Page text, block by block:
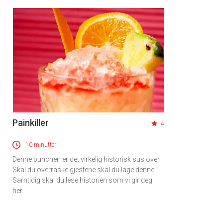
Painkiller 4
10 minutter
Denne punchen er det virkelig historisk sus over.
Skal du overraske gjestene skal du lage denne.
Samtidig skal du lese historien som vi gir deg
her.